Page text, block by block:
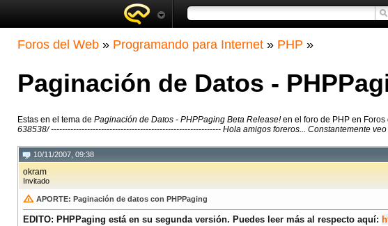
Foros del Web » Programando para Internet » PHP »
Paginación de Datos -
Estas en el tema de Paginación de Datos - PHPPaging Beta Release!en el foro de PHP en Foros
638538/ ------------------------------------------------------------- Hola amigos foreros... Constantemente
10/11/2007, 09:38
okram
Invitado
APORTE: Paginación de datos con PHPPaging
EDITO: PHPPaging está en su segunda versión. Puedes leer más al respecto aquí: